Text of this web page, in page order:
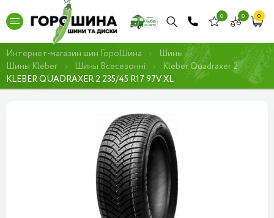
0 0 0
Интернет-магазин шин ГороШина
Шины
Шины Kleber
Шины Всесезонні
Kleber Quadraxer 2
KLEBER QUADRAXER 2 235/45 R17 97V XL